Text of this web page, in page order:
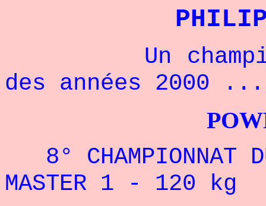
Un champion
des années 2000
8° CHAMPIONNAT
MASTER 1 - 120